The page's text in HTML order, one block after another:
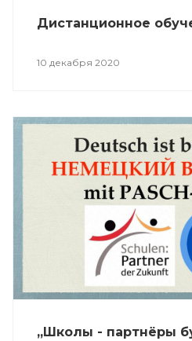
Дистанционное
10 декабря 2020
„Школы - партнёры